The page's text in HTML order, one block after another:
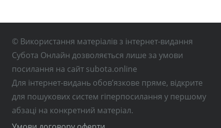
© Використання матеріалів з інтернет-видання
Субота Онлайн дозволяється лише за умови
посилання на сайт subota.online
Для інтернет-видань обов’язкове пряме, відкрите
для пошукових систем гіперпосилання у першому
абзаці на конкретний матеріал.